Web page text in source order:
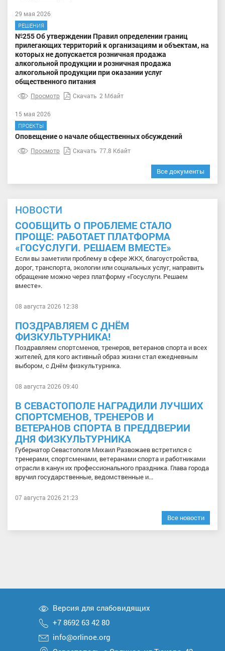
29 мая 2026
РЕШЕНИЯ
№255 Об утверждении Правил определении границ
прилегающих территорий к организациям и объектам, на
которых не допускается розничная продажа
алкогольной продукции и розничная продажа
алкогольной продукции при оказании услуг
общественного питания
Просмотр Скачать 2 Мбайт
15 мая 2026
ПРОЕКТЫ
Оповещение о начале общественных обсуждений
Просмотр Скачать 77.8 Кбайт
Все документы
НОВОСТИ
СООБЩИТЬ О ПРОБЛЕМЕ СТАЛО
ПРОЩЕ: РАБОТАЕТ ПЛАТФОРМА
«ГОСУСЛУГИ. РЕШАЕМ ВМЕСТЕ»
Если вы заметили проблему в сфере ЖКХ, благоустройства,
дорог, транспорта, экологии или социальных услуг, направить
обращение можно через платформу «Госуслуги. Решаем
вместе».
08 августа 2026 12:38
ПОЗДРАВЛЯЕМ С ДНЁМ
ФИЗКУЛЬТУРНИКА!
Поздравляем спортсменов, тренеров, ветеранов спорта и всех
жителей, для кого активный образ жизни стал ежедневным
выбором, с Днём физкультурника.
08 августа 2026 09:40
В СЕВАСТОПОЛЕ НАГРАДИЛИ ЛУЧШИХ
СПОРТСМЕНОВ, ТРЕНЕРОВ И
ВЕТЕРАНОВ СПОРТА В ПРЕДДВЕРИИ
ДНЯ ФИЗКУЛЬТУРНИКА
Губернатор Севастополя Михаил Развожаев встретился с
тренерами, спортсменами, ветеранами спорта и работниками
отрасли в канун их профессионального праздника. Глава города
вручил государственные, ведомственные и...
07 августа 2026 21:23
Все новости
Версия для слабовидящих
+7 8692 63 42 80
info@orlinoe.org